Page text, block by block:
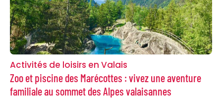
Activités de loisirs en Valais
Zoo et piscine des Marécottes : vivez une aventure
familiale au sommet des Alpes valaisannes